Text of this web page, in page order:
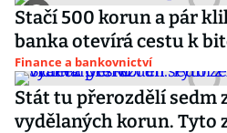
Stačí 500 korun a pár
banka otevírá cestu k
Finance a bankovnictví
Stát tu přerozdělí sedm
vydělaných korun. Tyto